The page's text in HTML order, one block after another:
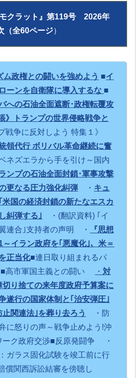
クラット』第119号 2026年
全60ページ）
ム政権との闘いを強めよう ■イ
ーンを自衛隊に導入するな ■
への石油全面遮断･政権転覆攻
》トランプの世界侵略戦争と
戦争に反対しよう 特集１》
領代行 ボリバル革命継続に奮
ネズエラから手を引け～国内
ランプの石油全面封鎖･軍事攻撃
更なる圧力強化糾弾 ・ キュ
国の経済封鎖の新たなエスカ
糾弾する｣
・(翻訳資料) ｢イ
連合｣支持者の声明
・
『思想
イラン政府を｢悪魔化｣、米＝
正当化■連日取り組まれるパ
■高市軍国主義との闘い ・対
切り捨ての来年度政府予算案に
遂行の国家体制と｢治安弾圧｣
関連法｣を葬り去ろう
・防
に怒りの声～戦争止めよう!沖
ーク政府交渉■反原発闘争
・
ガラス固化試験を竣工前に行
償関西訴訟結審を傍聴し